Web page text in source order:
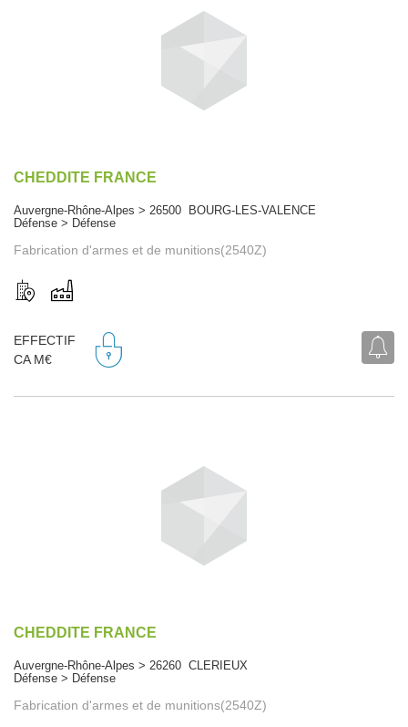
CHEDDITE FRANCE
Auvergne-Rhône-Alpes > 26500 BOURG-LES-VALENCE
Défense > Défense
Fabrication d'armes et de munitions(2540Z)
EFFECTIF
CA M€
CHEDDITE FRANCE
Auvergne-Rhône-Alpes > 26260 CLERIEUX
Défense > Défense
Fabrication d'armes et de munitions(2540Z)